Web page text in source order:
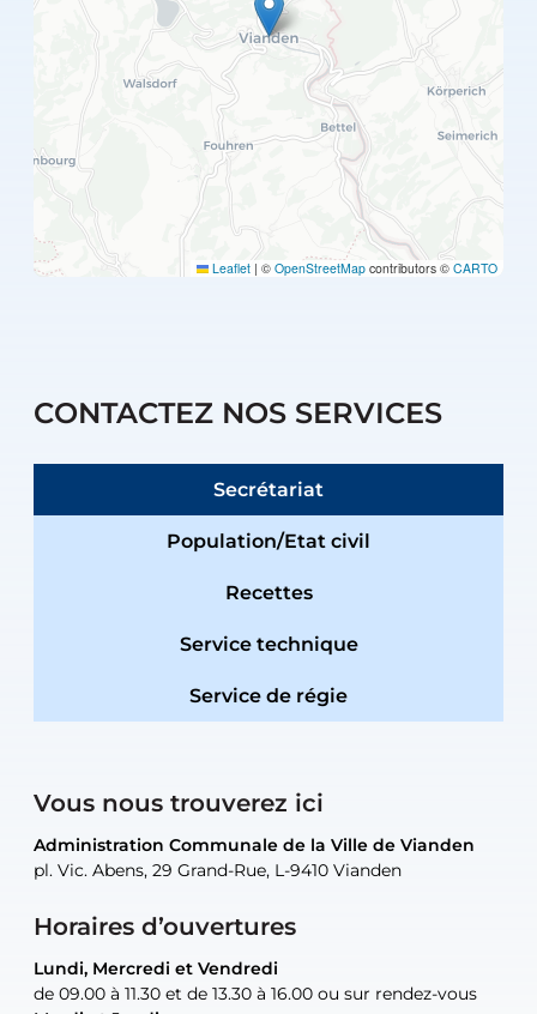
Leaflet | © OpenStreetMap contributors © CARTO
CONTACTEZ NOS SERVICES
Secrétariat
Population/Etat civil
Recettes
Service technique
Service de régie
Vous nous trouverez ici
Administration Communale de la Ville de Vianden
pl. Vic. Abens, 29 Grand-Rue, L-9410 Vianden
Horaires d’ouvertures
Lundi, Mercredi et Vendredi
de 09.00 à 11.30 et de 13.30 à 16.00 ou sur rendez-vous
Administration Communale de la Ville de Vianden
pl. Vic. Abens, 29 Grand-Rue, L-9410 Vianden
Lundi, Mercredi et Vendredi
de 09.00 à 11.30 et de 13.30 à 16.00 ou sur rendez-vous
Administration Communale de la Ville de Vianden
pl. Vic. Abens, 29 Grand-Rue, L-9410 Vianden
uniquement sur rendez-vous
Administration Communale de la Ville de Vianden
pl. Vic. Abens, 29 Grand-Rue, L-9410 Vianden
uniquement sur rendez-vous
Atelier Communal de la Ville de Vianden
30, rue Neugarten, L-9422 Vianden
uniquement sur rendez-vous